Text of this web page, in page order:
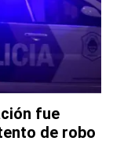
fue
de robo